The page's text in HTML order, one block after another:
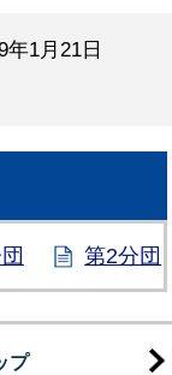
年1月21日
第2分団
プ